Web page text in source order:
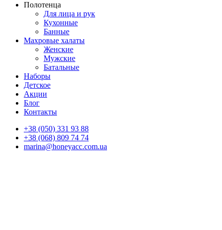
Полотенца
Для лица и рук
Кухонные
Банные
Махровые халаты
Женские
Мужские
Батальные
Наборы
Детское
Акции
Блог
Контакты
+38 (050) 331 93 88
+38 (068) 809 74 74
marina@honeyacc.com.ua